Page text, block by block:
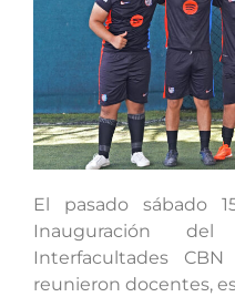
El pasado sábado
Inauguración
Interfacultades
reunieron docentes,